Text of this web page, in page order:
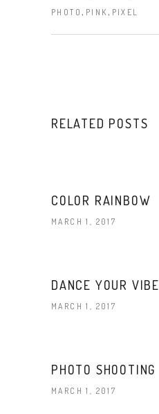
PHOTO , PINK, PIXEL
RELATED POSTS
COLOR RAINBOW
MARCH 1, 2017
DANCE YOUR VIBE
MARCH 1, 2017
PHOTO SHOOTING
MARCH 1, 2017